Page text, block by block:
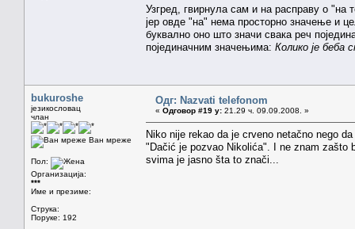
Узгред, гвирнула сам и на расправу о
јер овде "на" нема просторно значење и
буквално оно што значи свака реч
појединачним значењима: Колико је беба
bukuroshe
језикословац
члан
Ван мреже
Пол:
Организација:
***
Име и презиме:
Струка:
Поруке: 192
Одг: Nazvati telefonom
« Одговор #19 у: 21.29 ч. 09.09.2008. »
Niko nije rekao da je crveno netačno nego
"Dačić je pozvao Nikolića". I ne znam zašto
svima je jasno šta to znači...